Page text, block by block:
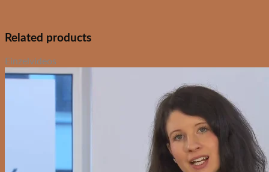
Related products
Einzelvideos